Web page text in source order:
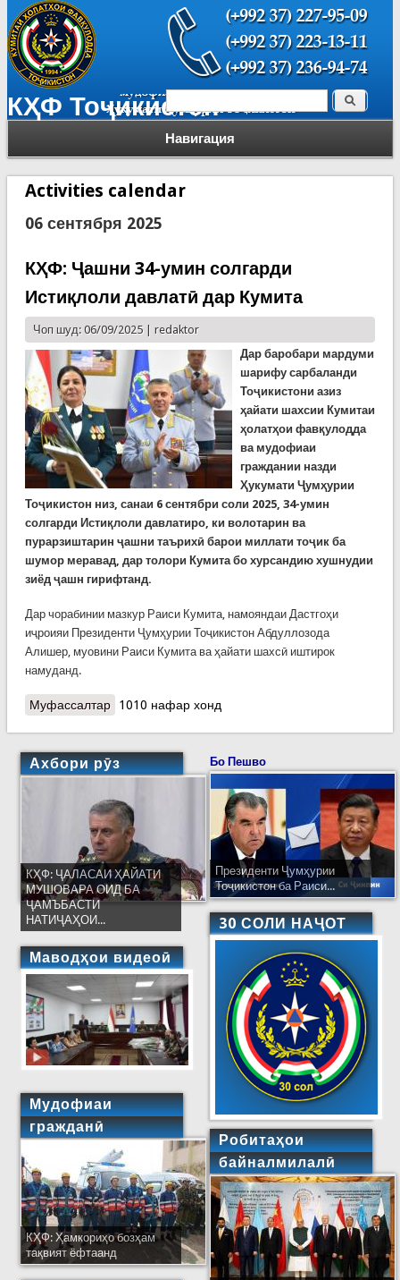
КҲФ Тоҷикистон
Навигация
Форма поиска Поиск
Activities calendar
06 сентября 2025
КҲФ: Ҷашни 34-умин солгарди
Истиқлоли давлатӣ дар Кумита
Чоп шуд: 06/09/2025 | redaktor
Дар баробари мардуми
шарифу сарбаланди
Тоҷикистони азиз
ҳайати шахсии Кумитаи
ҳолатҳои фавқулодда
ва мудофиаи
граждании назди
Ҳукумати Ҷумҳурии
Тоҷикистон низ, санаи 6 сентябри соли 2025, 34-умин
солгарди Истиқлоли давлатиро, ки волотарин ва
пурарзиштарин ҷашни таърихӣ барои миллати тоҷик ба
шумор меравад, дар толори Кумита бо хурсандию хушнудии
зиёд ҷашн гирифтанд.
Дар чорабинии мазкур Раиси Кумита, намояндаи Дастгоҳи
иҷроияи Президенти Ҷумҳурии Тоҷикистон Абдуллозода
Алишер, муовини Раиси Кумита ва ҳайати шахсӣ иштирок
намуданд.
Муфассалтаро КҲФ: Ҷашни 34-умин солгарди Истиқлоли
1010 нафар хонд
Ахбори рӯз
КҲФ: ҶАЛАСАИ ҲАЙАТИ
МУШОВАРА ОИД БА
ҶАМЪБАСТИ
НАТИҶАҲОИ...
Маводҳои видеоӣ
Мудофиаи
гражданӣ
КҲФ: Ҳамкориҳо бозҳам
тақвият ёфтаанд
Бо Пешво
Президенти Ҷумҳурии
Тоҷикистон ба Раиси...
30 СОЛИ НАҶОТ
Робитаҳои
байналмилалӣ